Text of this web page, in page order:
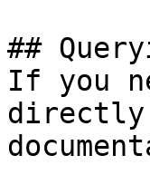
##
If you
directly